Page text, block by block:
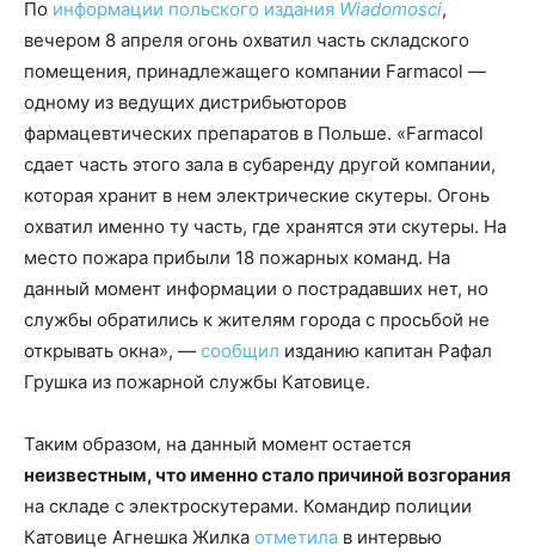
По информации польского издания Wiadomosci,
вечером 8 апреля огонь охватил часть складского
помещения, принадлежащего компании Farmacol —
одному из ведущих дистрибьюторов
фармацевтических препаратов в Польше. «Farmacol
сдает часть этого зала в субаренду другой компании,
которая хранит в нем электрические скутеры. Огонь
охватил именно ту часть, где хранятся эти скутеры. На
место пожара прибыли 18 пожарных команд. На
данный момент информации о пострадавших нет, но
службы обратились к жителям города с просьбой не
открывать окна», — сообщил изданию капитан Рафал
Грушка из пожарной службы Катовице.
Таким образом, на данный моментостается
неизвестным, что именно стало причиной возгорания
на складе с электроскутерами. Командир полиции
Катовице Агнешка Жилка отметила в интервью